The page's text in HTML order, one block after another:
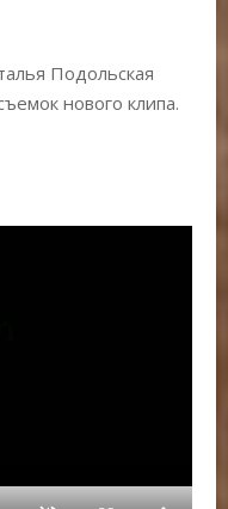
Подольская
нового клипа.